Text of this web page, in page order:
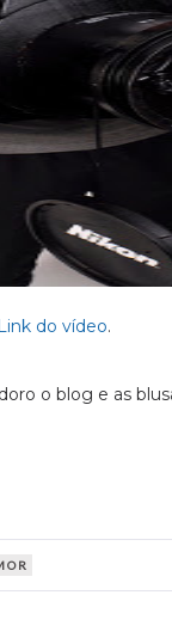
Link do vídeo.
o blog e as